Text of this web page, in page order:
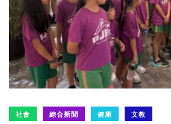
社會 綜合新聞 健康 文教